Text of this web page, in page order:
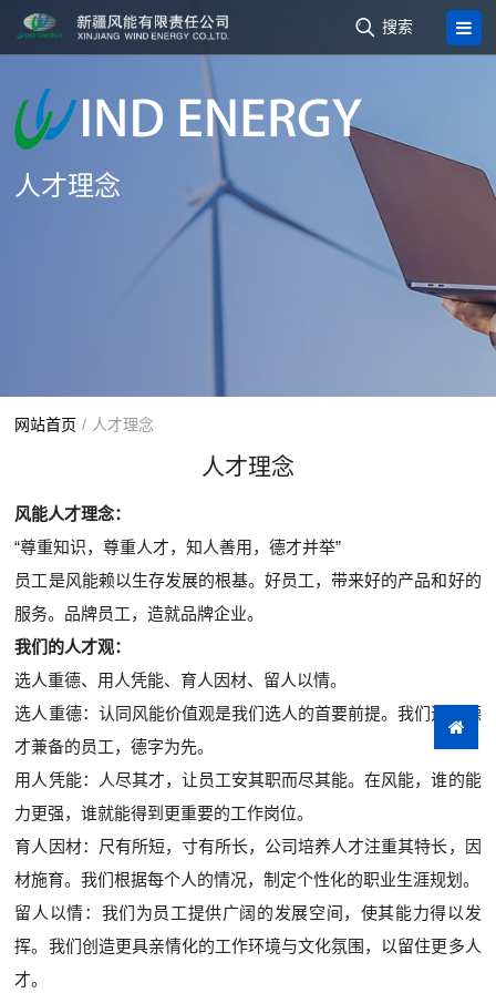
 搜索
人才理念
网站首页 / 人才理念
人才理念
风能人才理念：
“尊重知识，尊重人才，知人善用，德才并举”
员工是风能赖以生存发展的根基。好员工，带来好的产品和好的
服务。品牌员工，造就品牌企业。
我们的人才观：
选人重德、用人凭能、育人因材、留人以情。
选人重德：认同风能价值观是我们选人的首要前提。我们选择德
才兼备的员工，德字为先。
用人凭能：人尽其才，让员工安其职而尽其能。在风能，谁的能
力更强，谁就能得到更重要的工作岗位。
育人因材：尺有所短，寸有所长，公司培养人才注重其特长，因
材施育。我们根据每个人的情况，制定个性化的职业生涯规划。
留人以情：我们为员工提供广阔的发展空间，使其能力得以发
挥。我们创造更具亲情化的工作环境与文化氛围，以留住更多人
才。